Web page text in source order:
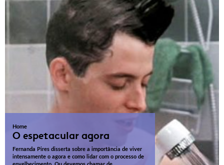
Home
O espetacular agora
Fernanda Pires disserta sobre a importância de viver
intensamente o agora e como lidar com o processo de